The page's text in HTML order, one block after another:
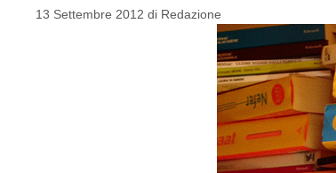
13 Settembre 2012 di Redazione